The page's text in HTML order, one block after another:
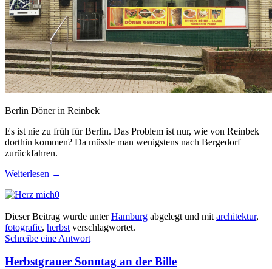
Berlin Döner in Reinbek
Es ist nie zu früh für Berlin. Das Problem ist nur, wie von Reinbek
dorthin kommen? Da müsste man wenigstens nach Bergedorf
zurückfahren.
Weiterlesen →
0
Dieser Beitrag wurde unterHamburg abgelegt und mit architektur,
fotografie, herbst verschlagwortet.
Schreibe eine Antwort
Herbstgrauer Sonntag an der Bille